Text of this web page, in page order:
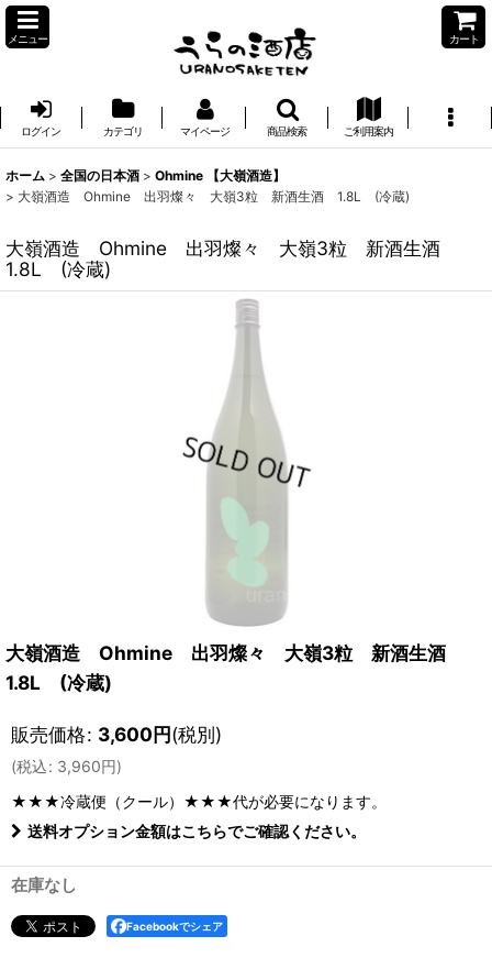
メニュー カート
ログイン カテゴリ マイページ 商品検索 ご利用案内
ホーム > 全国の日本酒 > Ohmine 【大嶺酒造】
> 大嶺酒造 Ohmine 出羽燦々 大嶺3粒 新酒生酒 1.8L (冷蔵)
大嶺酒造 Ohmine 出羽燦々 大嶺3粒 新酒生酒
1.8L (冷蔵)
大嶺酒造 Ohmine 出羽燦々 大嶺3粒 新酒生酒
1.8L (冷蔵)
販売価格: 3,600円(税別)
(税込: 3,960円)
★★★冷蔵便（クール）★★★代が必要になります。
送料オプション金額はこちらでご確認ください。
在庫なし
Facebookでシェア